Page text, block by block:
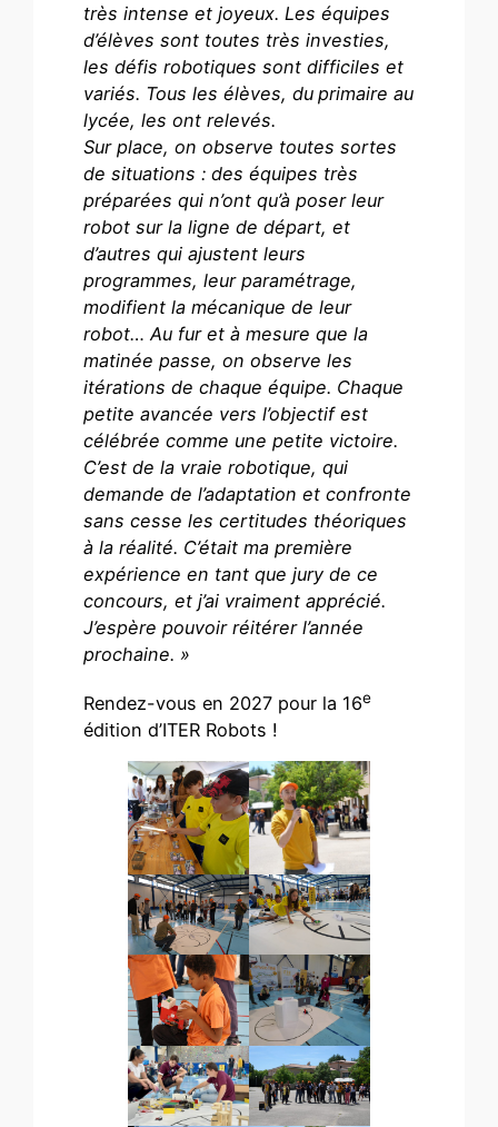
très intense et joyeux. Les équipes
d’élèves sont toutes très investies,
les défis robotiques sont difficiles et
variés. Tous les élèves, du primaire au
lycée, les ont relevés.
Sur place, on observe toutes sortes
de situations : des équipes très
préparées qui n’ont qu’à poser leur
robot sur la ligne de départ, et
d’autres qui ajustent leurs
programmes, leur paramétrage,
modifient la mécanique de leur
robot… Au fur et à mesure que la
matinée passe, on observe les
itérations de chaque équipe. Chaque
petite avancée vers l’objectif est
célébrée comme une petite victoire.
C’est de la vraie robotique, qui
demande de l’adaptation et confronte
sans cesse les certitudes théoriques
à la réalité. C’était ma première
expérience en tant que jury de ce
concours, et j’ai vraiment apprécié.
J’espère pouvoir réitérer l’année
prochaine. »
Rendez-vous en 2027 pour la 16e
édition d’ITER Robots !